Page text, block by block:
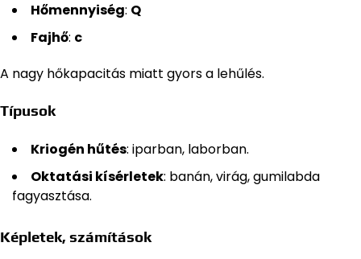
Hőmennyiség: Q
Fajhő: c
A nagy hőkapacitás miatt gyors a lehűlés.
Típusok
Kriogén hűtés: iparban, laborban.
Oktatási kísérletek: banán, virág, gumilabda
fagyasztása.
Képletek, számítások